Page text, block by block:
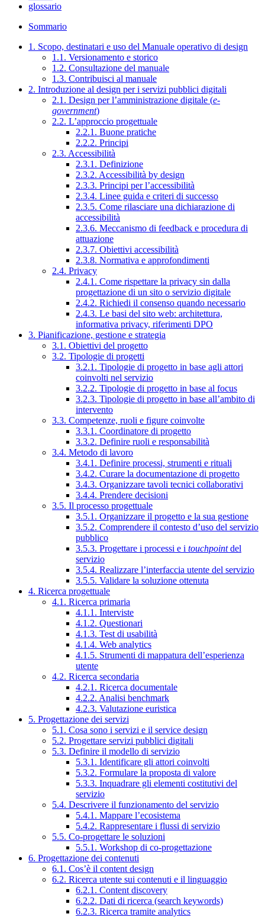
glossario
Sommario
1. Scopo, destinatari e uso del Manuale operativo di design
1.1. Versionamento e storico
1.2. Consultazione del manuale
1.3. Contribuisci al manuale
2. Introduzione al design per i servizi pubblici digitali
2.1. Design per l’amministrazione digitale (e-
government)
2.2. L’approccio progettuale
2.2.1. Buone pratiche
2.2.2. Principi
2.3. Accessibilità
2.3.1. Definizione
2.3.2. Accessibilità by design
2.3.3. Principi per l’accessibilità
2.3.4. Linee guida e criteri di successo
2.3.5. Come rilasciare una dichiarazione di
accessibilità
2.3.6. Meccanismo di feedback e procedura di
attuazione
2.3.7. Obiettivi accessibilità
2.3.8. Normativa e approfondimenti
2.4. Privacy
2.4.1. Come rispettare la privacy sin dalla
progettazione di un sito o servizio digitale
2.4.2. Richiedi il consenso quando necessario
2.4.3. Le basi del sito web: architettura,
informativa privacy, riferimenti DPO
3. Pianificazione, gestione e strategia
3.1. Obiettivi del progetto
3.2. Tipologie di progetti
3.2.1. Tipologie di progetto in base agli attori
coinvolti nel servizio
3.2.2. Tipologie di progetto in base al focus
3.2.3. Tipologie di progetto in base all’ambito di
intervento
3.3. Competenze, ruoli e figure coinvolte
3.3.1. Coordinatore di progetto
3.3.2. Definire ruoli e responsabilità
3.4. Metodo di lavoro
3.4.1. Definire processi, strumenti e rituali
3.4.2. Curare la documentazione di progetto
3.4.3. Organizzare tavoli tecnici collaborativi
3.4.4. Prendere decisioni
3.5. Il processo progettuale
3.5.1. Organizzare il progetto e la sua gestione
3.5.2. Comprendere il contesto d’uso del servizio
pubblico
3.5.3. Progettare i processi e i touchpointdel
servizio
3.5.4. Realizzare l’interfaccia utente del servizio
3.5.5. Validare la soluzione ottenuta
4. Ricerca progettuale
4.1. Ricerca primaria
4.1.1. Interviste
4.1.2. Questionari
4.1.3. Test di usabilità
4.1.4. Web analytics
4.1.5. Strumenti di mappatura dell’esperienza
utente
4.2. Ricerca secondaria
4.2.1. Ricerca documentale
4.2.2. Analisi benchmark
4.2.3. Valutazione euristica
5. Progettazione dei servizi
5.1. Cosa sono i servizi e il service design
5.2. Progettare servizi pubblici digitali
5.3. Definire il modello di servizio
5.3.1. Identificare gli attori coinvolti
5.3.2. Formulare la proposta di valore
5.3.3. Inquadrare gli elementi costitutivi del
servizio
5.4. Descrivere il funzionamento del servizio
5.4.1. Mappare l’ecosistema
5.4.2. Rappresentare i flussi di servizio
5.5. Co-progettare le soluzioni
5.5.1. Workshop di co-progettazione
6. Progettazione dei contenuti
6.1. Cos’è il content design
6.2. Ricerca utente sui contenuti e il linguaggio
6.2.1. Content discovery
6.2.2. Dati di ricerca (search keywords)
6.2.3. Ricerca tramite analytics